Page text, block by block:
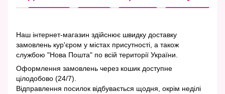
Наш інтернет-магазин здійснює швидку доставку
замовлень кур'єром у містах присутності, а також
службою "Нова Пошта" по всій території України.
Оформлення замовлень через кошик доступне
цілодобово (24/7).
Відправлення посилок відбувається щодня, окрім неділі